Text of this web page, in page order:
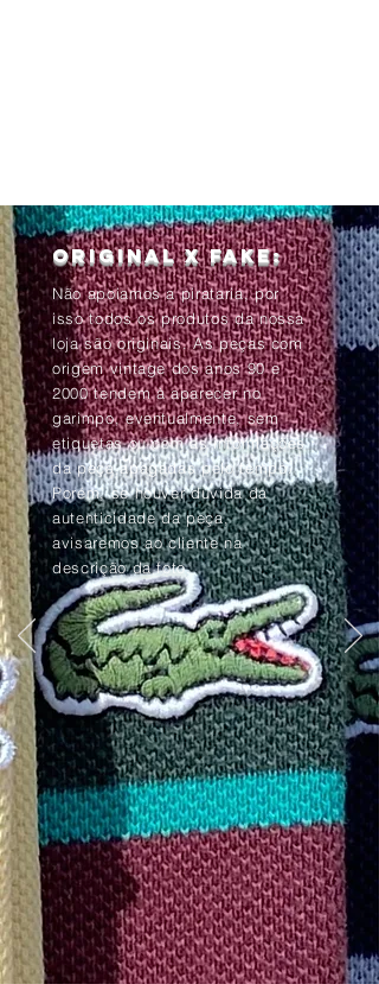
Original x Fake:
Não apoiamos a pirataria, por
isso todos os produtos da nossa
loja são originais. As peças com
origem vintage dos anos 90 e
2000 tendem à aparecer no
garimpo, eventualmente, sem
etiquetas ou com as informações
da peça apagadas pelo tempo.
Porém, se houver dúvida da
autenticidade da peça,
avisaremos ao cliente na
descrição da foto.